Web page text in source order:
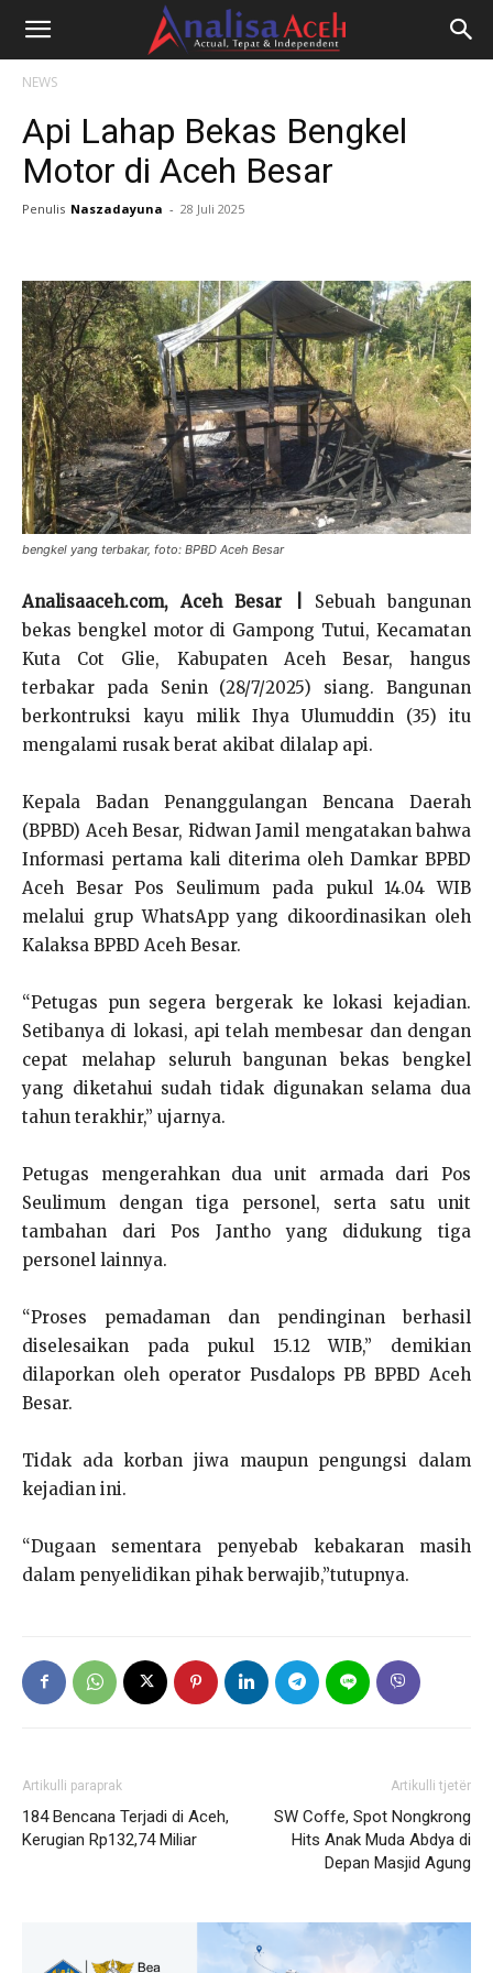
NEWS
Api Lahap Bekas Bengkel
Motor di Aceh Besar
Penulis Naszadayuna - 28 Juli 2025
bengkel yang terbakar, foto: BPBD Aceh Besar
Analisaaceh.com, Aceh Besar |
Sebuah bangunan
bekas bengkel motor di Gampong Tutui, Kecamatan
Kuta Cot Glie, Kabupaten Aceh Besar, hangus
terbakar pada Senin (28/7/2025) siang. Bangunan
berkontruksi kayu milik Ihya Ulumuddin (35) itu
mengalami rusak berat akibat dilalap api.
Kepala Badan Penanggulangan Bencana Daerah
(BPBD) Aceh Besar, Ridwan Jamil mengatakan bahwa
Informasi pertama kali diterima oleh Damkar BPBD
Aceh Besar Pos Seulimum pada pukul 14.04 WIB
melalui grup WhatsApp yang dikoordinasikan oleh
Kalaksa BPBD Aceh Besar.
“Petugas pun segera bergerak ke lokasi kejadian.
Setibanya di lokasi, api telah membesar dan dengan
cepat melahap seluruh bangunan bekas bengkel
yang diketahui sudah tidak digunakan selama dua
tahun terakhir,” ujarnya.
Petugas mengerahkan dua unit armada dari Pos
Seulimum dengan tiga personel, serta satu unit
tambahan dari Pos Jantho yang didukung tiga
personel lainnya.
“Proses pemadaman dan pendinginan berhasil
diselesaikan pada pukul 15.12 WIB,” demikian
dilaporkan oleh operator Pusdalops PB BPBD Aceh
Besar.
Tidak ada korban jiwa maupun pengungsi dalam
kejadian ini.
“Dugaan sementara penyebab kebakaran masih
dalam penyelidikan pihak berwajib,”tutupnya.
Artikulli paraprak
184 Bencana Terjadi di Aceh,
Kerugian Rp132,74 Miliar
Artikulli tjetër
SW Coffe, Spot Nongkrong
Hits Anak Muda Abdya di
Depan Masjid Agung